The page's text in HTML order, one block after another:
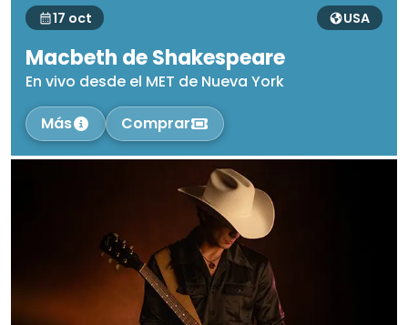
17 oct USA
Macbeth de Shakespeare
En vivo desde el MET de Nueva York
Más
Comprar